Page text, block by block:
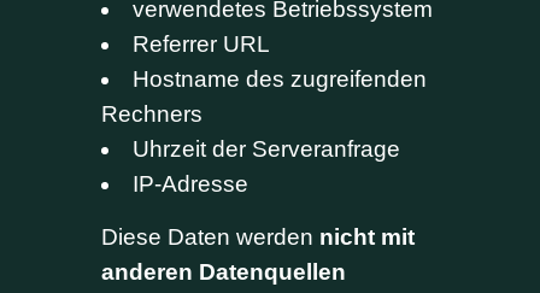
verwendetes Betriebssystem
Referrer URL
Hostname des zugreifenden
Rechners
Uhrzeit der Serveranfrage
IP-Adresse
Diese Daten werden nicht mit
anderen Datenquellen